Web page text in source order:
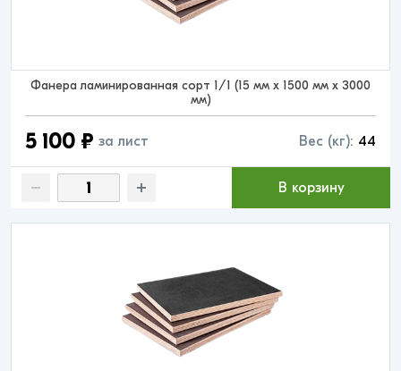
Фанера ламинированная сорт 1/1 (15 мм x 1500 мм x 3000
мм)
5 100 ₽ за лист Вес (кг): 44
В корзину